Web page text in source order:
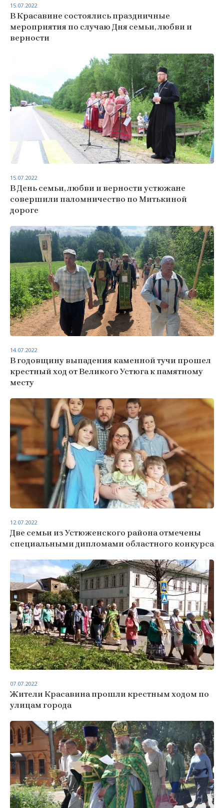
В Красавине состоялись праздничные
мероприятия по случаю Дня семьи, любви и
верности
15.07.2022
В День семьи, любви и верности устюжане
совершили паломничество по Митькиной
дороге
15.07.2022
В годовщину выпадения каменной тучи прошел
крестный ход от Великого Устюга к памятному
месту
14.07.2022
Две семьи из Устюженского района отмечены
специальными дипломами областного конкурса
12.07.2022
Жители Красавина прошли крестным ходом по
улицам города
07.07.2022